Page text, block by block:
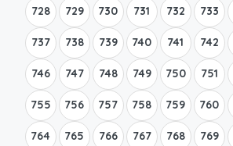
728 729 730 731 732 733
737 738 739 740 741 742
746 747 748 749 750 751
755 756 757 758 759 760
764 765 766 767 768 769